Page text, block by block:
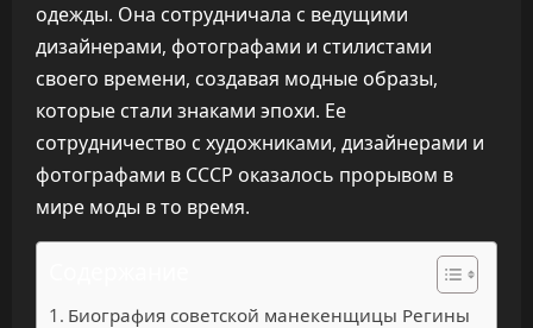
одежды. Она сотрудничала с ведущими
дизайнерами, фотографами и стилистами
своего времени, создавая модные образы,
которые стали знаками эпохи. Ее
сотрудничество с художниками, дизайнерами и
фотографами в СССР оказалось прорывом в
мире моды в то время.
Биография советской манекенщицы Регины